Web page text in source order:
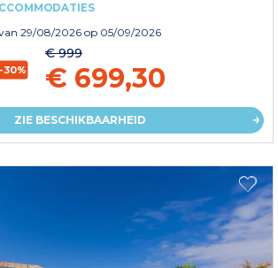
29/08/2026 op 05/09/2026
-30%
€ 999
€ 699,30
ZIE BESCHIKBAARHEID